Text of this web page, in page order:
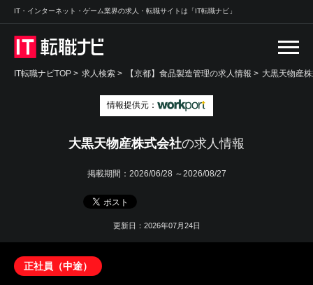
IT・インターネット・ゲーム業界の求人・転職サイトは「IT転職ナビ」
IT転職ナビTOP > 求人検索 > 【京都】食品製造管理の求人情報 > 大黒天物産
情報提供元：
大黒天物産株式会社の求人情報
掲載期間： 2026/06/28 ～2026/08/27
更新日：2026年07月24日
正社員（中途）